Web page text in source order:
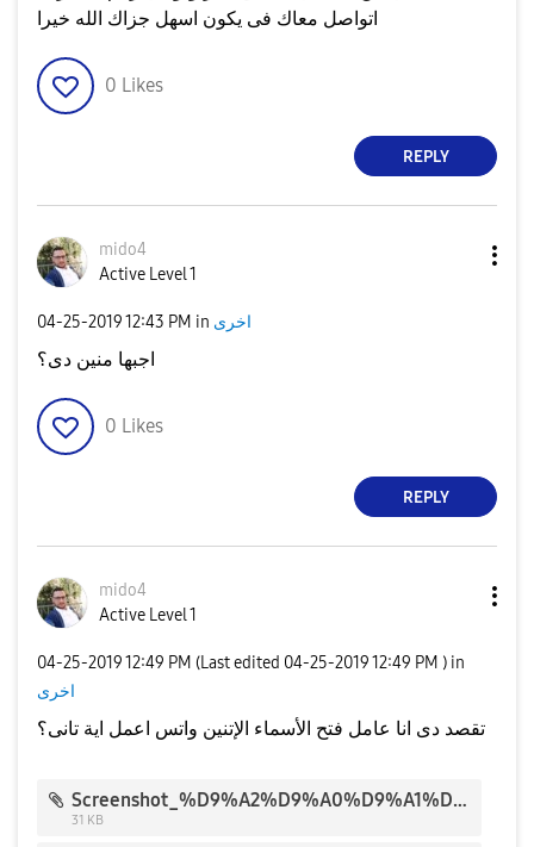
اتواصل معاك فى يكون اسهل جزاك الله خيرا
0 Likes
REPLY
mido4
Active Level 1
‎04-25-201912:43 PM in اخرى
اجبها منين دى؟
0 Likes
REPLY
mido4
Active Level 1
‎04-25-201912:49 PM (Last edited ‎04-25-201912:49 PM ) in
اخرى
تقصد دى انا عامل فتح الأسماء الإتنين واتس اعمل اية تانى؟
Screenshot_%D9%A2%D9%A0%D9%A1%D9%A9%D9%A0%D9%A4%D9%A2%D9%A5-%D9%A1%D9%A2%D9%A4%D9%A7%D9%A1%D9%A1_Package%20installer_1610.jpg
31 KB